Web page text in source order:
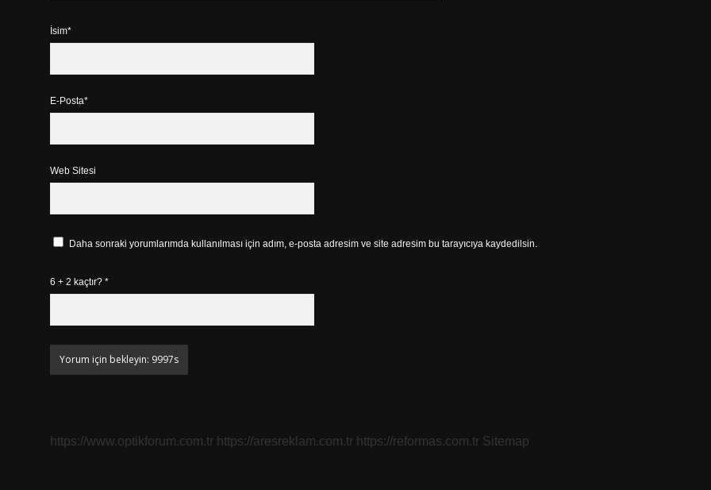
İsim*
E-Posta*
Web Sitesi
Daha sonraki yorumlarımda kullanılması için adım, e-posta adresim ve site adresim bu tarayıcıya kaydedilsin.
6 + 2 kaçtır? *
https://www.optikforum.com.tr https://aresreklam.com.tr https://reformas.com.tr Sitemap